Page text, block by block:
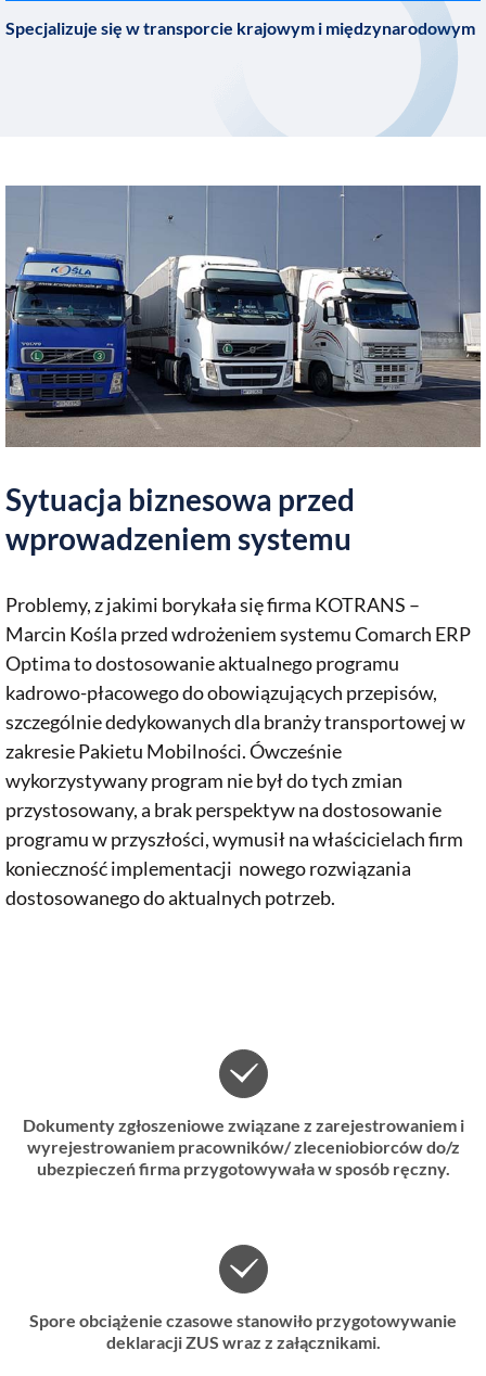
Specjalizuje się w transporcie krajowym i międzynarodowym
Sytuacja biznesowa przed
wprowadzeniem systemu
Problemy, z jakimi borykała się firma KOTRANS –
Marcin Kośla przed wdrożeniem systemu Comarch ERP
Optima to dostosowanie aktualnego programu
kadrowo-płacowego do obowiązujących przepisów,
szczególnie dedykowanych dla branży transportowej w
zakresie Pakietu Mobilności. Ówcześnie
wykorzystywany program nie był do tych zmian
przystosowany, a brak perspektyw na dostosowanie
programu w przyszłości, wymusił na właścicielach firm
konieczność implementacji nowego rozwiązania
dostosowanego do aktualnych potrzeb.
Dokumenty zgłoszeniowe związane z zarejestrowaniem i
wyrejestrowaniem pracowników/ zleceniobiorców do/z
ubezpieczeń firma przygotowywała w sposób ręczny.
Spore obciążenie czasowe stanowiło przygotowywanie
deklaracji ZUS wraz z załącznikami.